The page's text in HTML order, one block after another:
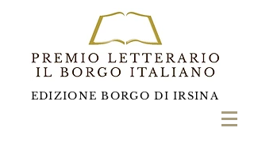
EDIZIONE BORGO DI IRSINA